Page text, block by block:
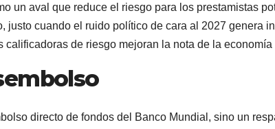
un aval que reduce el riesgo para los prestamistas
justo cuando el ruido político de cara al 2027 genera
calificadoras de riesgo mejoran la nota de la economía
directo de fondos del Banco Mundial, sino un